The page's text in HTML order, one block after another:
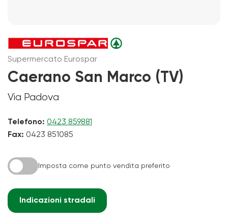
Supermercato Eurospar
Caerano San Marco (TV)
Via Padova
Telefono: 0423 859881
Fax: 0423 851085
Imposta come punto vendita preferito
Indicazioni stradali